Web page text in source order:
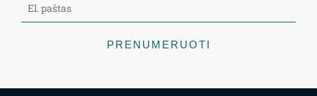
PRENUMERUOTI